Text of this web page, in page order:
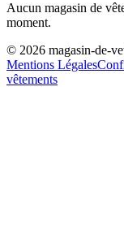
Aucun magasin de
moment.
© 2026 magasin-de-
Mentions Légales
vêtements